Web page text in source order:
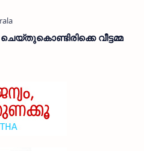
വീട്ടമ്മ